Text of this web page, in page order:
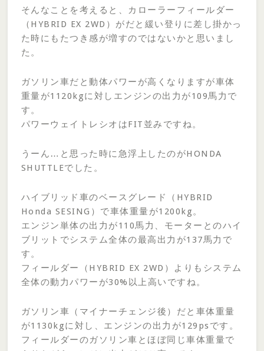
そんなことを考えると、カローラーフィールダー
（HYBRID EX 2WD）がだと緩い登りに差し掛かっ
た時にもたつき感が増すのではないかと思いまし
た。
ガソリン車だと動体パワーが高くなりますが車体
重量が1120kgに対しエンジンの出力が109馬力で
す。
パワーウェイトレシオはFIT並みですね。
うーん…と思った時に急浮上したのがHONDA
SHUTTLEでした。
ハイブリッド車のベースグレード（HYBRID
Honda SESING）で車体重量が1200kg。
エンジン単体の出力が110馬力、モーターとのハイ
ブリットでシステム全体の最高出力が137馬力で
す。
フィールダー（HYBRID EX 2WD）よりもシステム
全体の動力パワーが30%以上高いですね。
ガソリン車（マイナーチェンジ後）だと車体重量
が1130kgに対し、エンジンの出力が129psです。
フィールダーのガソリン車とほぼ同じ車体重量で